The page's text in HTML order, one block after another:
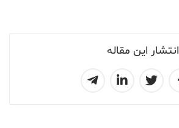
انتشار این مقاله